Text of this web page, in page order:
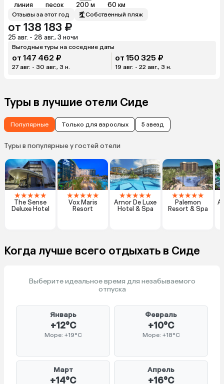
линия песок 200 м 60 км
Отзывы за этот год Собственный пляж
от 138 183 ₽
25 авг. - 28 авг., 3 ночи
Выгодные туры на соседние даты
от 147 462 ₽
27 авг. - 30 авг., 3 н.
от 150 325 ₽
19 авг. - 22 авг., 3 н.
Туры в лучшие отели Сиде
Популярные Только для взрослых 5 звезд
Туры в популярные у гостей отели
★★★★★
The Sense
Deluxe Hotel
★★★★★
Vox Maris
Resort
★★★★★
Arnor De Luxe
Hotel & Spa
★★★★★
Palemon
Resort & Spa
Когда лучше всего отдыхать в Сиде
Выберите идеальное время для незабываемого
отпуска
Январь
+12°C
Море: +19°C
Февраль
+10°C
Море: +18°C
Март
+14°C
Апрель
+16°C